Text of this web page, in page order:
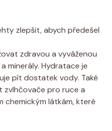
zlepšit, abych předešel
zdravou a vyváženou
minerály. Hydratace je
pít dostatek vody. Také
zvlhčovače pro ruce a
chemickým látkám, které